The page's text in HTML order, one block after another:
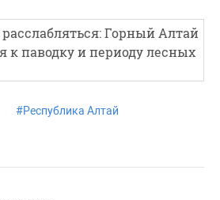
Горный Алтай
к паводку и периоду лесных
#Республика Алтай